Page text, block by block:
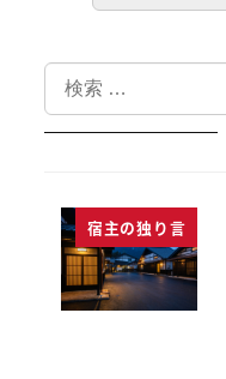
索
宿主の独り言